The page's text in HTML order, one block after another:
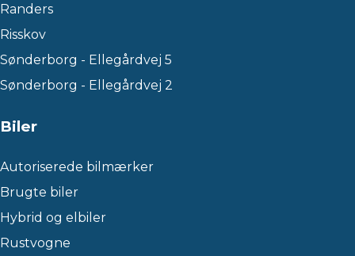
Randers
Risskov
Sønderborg - Ellegårdvej 5
Sønderborg - Ellegårdvej 2
Biler
Autoriserede bilmærker
Brugte biler
Hybrid og elbiler
Rustvogne